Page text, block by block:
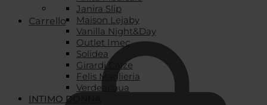
Carrello
Janira Slip
Maison Lejaby
Vanilla Night&Day
Outlet Imec
Solidea
Girardi Calze
Felis Maglieria
Verdeacqua
INTIMO DONNA